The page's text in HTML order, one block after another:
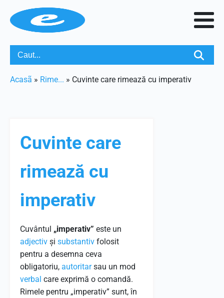
Acasã » Rime... » Cuvinte care rimează cu imperativ
Cuvinte care
rimează cu
imperativ
Cuvântul „imperativ” este un
adjectiv și substantiv folosit
pentru a desemna ceva
obligatoriu, autoritarsau un mod
verbal care exprimă o comandă.
Rimele pentru „imperativ” sunt, în